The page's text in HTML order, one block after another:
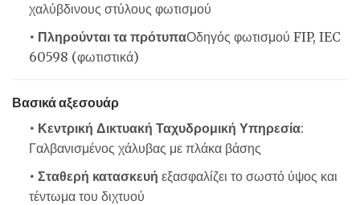
χαλύβδινους στύλους φωτισμού
• Πληρούνται τα πρότυπαΟδηγός φωτισμού FIP, IEC
60598 (φωτιστικά)
Βασικά αξεσουάρ
• Κεντρική Δικτυακή Ταχυδρομική Υπηρεσία:
Γαλβανισμένος χάλυβας με πλάκα βάσης
• Σταθερή κατασκευή εξασφαλίζει το σωστό ύψος και
τέντωμα του διχτυού